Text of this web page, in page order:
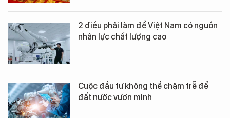
2 điều phải làm để Việt Nam có nguồn
nhân lực chất lượng cao
Cuộc đầu tư không thể chậm trễ để
đất nước vươn mình